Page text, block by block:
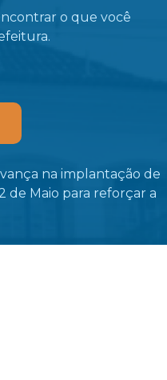
o que você
na implantação de
de Maio para reforçar a